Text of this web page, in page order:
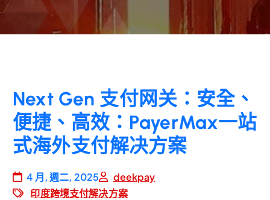
Next Gen 支付网关：安全、
便捷、高效：PayerMax一站
式海外支付解决方案
4 月, 週二, 2025
deekpay
印度跨境支付解决方案